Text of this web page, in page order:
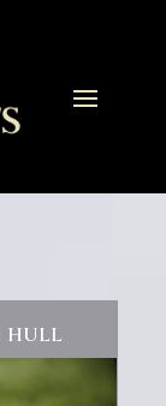
hull